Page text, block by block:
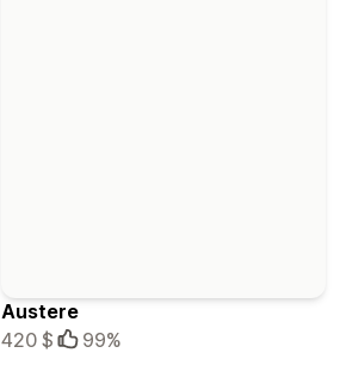
Austere
420 $
99%